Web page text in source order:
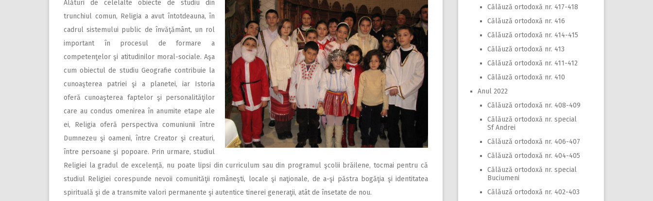
Alături de celelalte obiecte de studiu din
trunchiul comun, Religia a avut întotdeauna, în
cadrul sistemului public de învăţământ, un rol
important în procesul de formare a
competenţelor şi atitudinilor moral-sociale. Aşa
cum obiectul de studiu Geografie contribuie la
cunoaşterea patriei şi a planetei, iar Istoria
oferă cunoaşterea faptelor şi personalităţilor
care au condus omenirea în anumite etape ale
ei, Religia oferă perspectiva comuniunii între
Dumnezeu şi oameni, între Creator şi creaturi,
între persoane şi popoare. Prin urmare, studiul
Religiei la gradul de excelență, nu poate lipsi din curriculum sau din programul şcolii brăilene, tocmai pentru că
studiul Religiei corespunde nevoii comunităţii româneşti, locale şi naţionale, de a-şi păstra bogăţia şi identitatea
spirituală şi de a transmite valori permanente şi autentice tinerei generaţii, atât de însetate de nou.
Călăuză ortodoxă nr. 417-418
Călăuză ortodoxă nr. 416
Călăuză ortodoxă nr. 414-415
Călăuză ortodoxă nr. 413
Călăuză ortodoxă nr. 411-412
Călăuză ortodoxă nr. 410
Anul 2022
Călăuză ortodoxă nr. 408-409
Călăuză ortodoxă nr. special
Sf Andrei
Călăuză ortodoxă nr. 406-407
Călăuză ortodoxă nr. 404-405
Călăuză ortodoxă nr. special
Buciumeni
Călăuză ortodoxă nr. 402-403